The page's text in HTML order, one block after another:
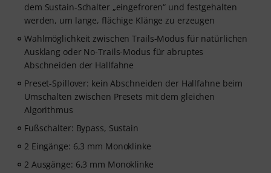
dem Sustain-Schalter „eingefroren“ und festgehalten
werden, um lange, flächige Klänge zu erzeugen
Wahlmöglichkeit zwischen Trails-Modus für natürlichen
Ausklang oder No-Trails-Modus für abruptes
Abschneiden der Hallfahne
Preset-Spillover: kein Abschneiden der Hallfahne beim
Umschalten zwischen Presets mit dem gleichen
Algorithmus
Fußschalter: Bypass, Sustain
2 Eingänge: 6,3 mm Monoklinke
2 Ausgänge: 6,3 mm Monoklinke